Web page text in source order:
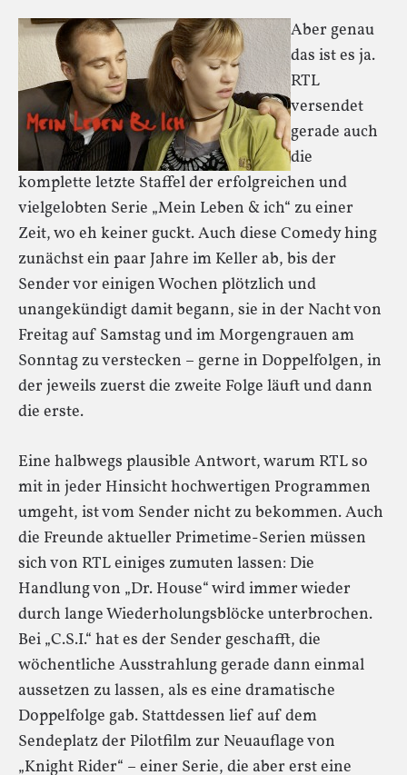
Aber genau
das ist es ja.
RTL
versendet
gerade auch
die
komplette letzte Staffel der erfolgreichen und
vielgelobten Serie „Mein Leben & ich“ zu einer
Zeit, wo eh keiner guckt. Auch diese Comedy hing
zunächst ein paar Jahre im Keller ab, bis der
Sender vor einigen Wochen plötzlich und
unangekündigt damit begann, sie in der Nacht von
Freitag auf Samstag und im Morgengrauen am
Sonntag zu verstecken – gerne in Doppelfolgen, in
der jeweils zuerst die zweite Folge läuft und dann
die erste.
Eine halbwegs plausible Antwort, warum RTL so
mit in jeder Hinsicht hochwertigen Programmen
umgeht, ist vom Sender nicht zu bekommen. Auch
die Freunde aktueller Primetime-Serien müssen
sich von RTL einiges zumuten lassen: Die
Handlung von „Dr. House“ wird immer wieder
durch lange Wiederholungsblöcke unterbrochen.
Bei „C.S.I.“ hat es der Sender geschafft, die
wöchentliche Ausstrahlung gerade dann einmal
aussetzen zu lassen, als es eine dramatische
Doppelfolge gab. Stattdessen lief auf dem
Sendeplatz der Pilotfilm zur Neuauflage von
„Knight Rider“ – einer Serie, die aber erst eine